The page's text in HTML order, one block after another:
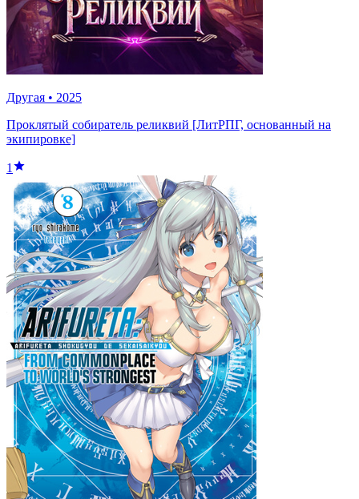
Другая • 2025
Проклятый собиратель реликвий [ЛитРПГ, основанный на
экипировке]
1